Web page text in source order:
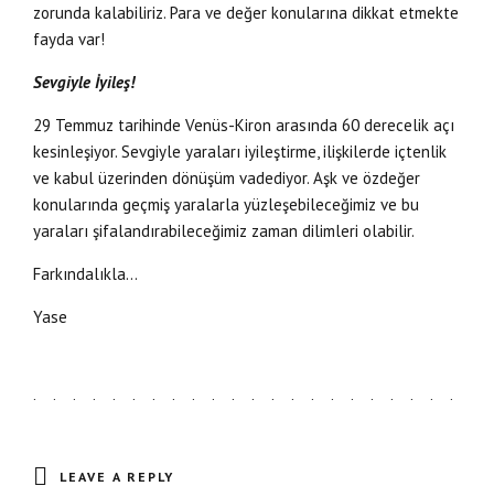
zorunda kalabiliriz. Para ve değer konularına dikkat etmekte
fayda var!
Sevgiyle İyileş!
29 Temmuz tarihinde Venüs-Kiron arasında 60 derecelik açı
kesinleşiyor. Sevgiyle yaraları iyileştirme, ilişkilerde içtenlik
ve kabul üzerinden dönüşüm vadediyor. Aşk ve özdeğer
konularında geçmiş yaralarla yüzleşebileceğimiz ve bu
yaraları şifalandırabileceğimiz zaman dilimleri olabilir.
Farkındalıkla…
Yase
LEAVE A REPLY